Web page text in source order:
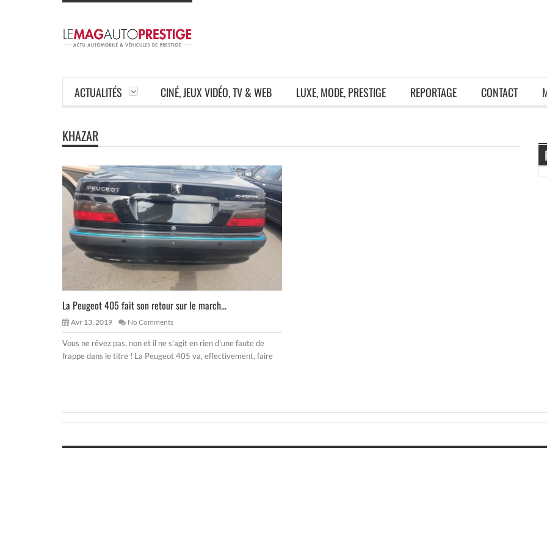
ACTUALITÉS CINÉ, JEUX VIDÉO, TV & WEB LUXE, MODE, PRESTIGE REPORTAGE CONTACT
KHAZAR
La Peugeot 405 fait son retour sur le march...
Avr 13, 2019 No Comments
Vous ne rêvez pas, non et il ne s’agit en rien d’une faute de
frappe dans le titre ! La Peugeot 405 va, effectivement, faire